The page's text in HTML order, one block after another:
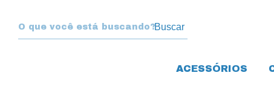
Buscar
ACESSÓRIOS